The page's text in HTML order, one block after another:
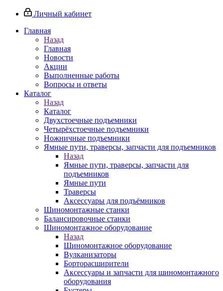
Личный кабинет
Главная
Назад
Главная
Новости
Акции
Выполненные работы
Вопросы и ответы
Каталог
Назад
Каталог
Двухстоечные подъемники
Четырёхстоечные подъемники
Ножничные подъемники
Ямные пути, траверсы, запчасти для подъемников
Назад
Ямные пути, траверсы, запчасти для
подъемников
Ямные пути
Траверсы
Аксессуары для подъёмников
Шиномонтажные станки
Балансировочные станки
Шиномонтажное оборудование
Назад
Шиномонтажное оборудование
Вулканизаторы
Борторасширители
Аксессуары и запчасти для шиномонтажного
оборудования